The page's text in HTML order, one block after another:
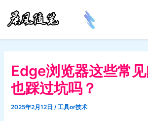
容
Edge浏览器这些常
也踩过坑吗？
2025年2月12日/工具or技术